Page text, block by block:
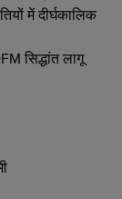
में दीर्घकालिक
सिद्धांत लागू